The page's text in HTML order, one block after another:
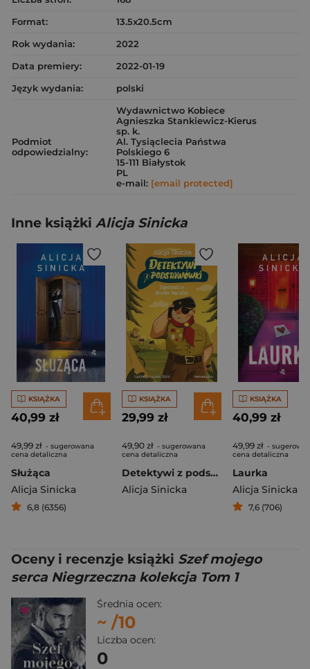
Format:
13.5x20.5cm
Rok wydania:
2022
Data premiery:
2022-01-19
Język wydania:
polski
Podmiot
odpowiedzialny:
Wydawnictwo Kobiece
Agnieszka Stankiewicz-Kierus
sp. k.
Al. Tysiąclecia Państwa
Polskiego 6
15-111 Białystok
PL
e-mail: [email protected]
Inne książki Alicja Sinicka
KSIĄŻKA
40,99 zł
49,99 zł - sugerowana
cena detaliczna
Służąca
Alicja Sinicka
6,8 (6356)
KSIĄŻKA
29,99 zł
49,90 zł - sugerowana
cena detaliczna
Detektywi z podstawówki. Tajemnica druha Bączka
Alicja Sinicka
KSIĄŻKA
40,99 zł
49,99 zł -
cena detaliczna
Laurka
Alicja Sinicka
7,6 (706)
Oceny i recenzje książki Szef mojego
serca Niegrzeczna kolekcja Tom 1
Średnia ocen:
~ /10
Liczba ocen:
0